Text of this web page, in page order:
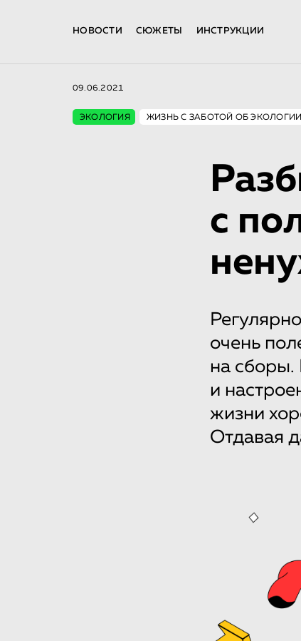
НОВОСТИ СЮЖЕТЫ ИНСТРУКЦИИ
09.06.2021
ЭКОЛОГИЯ ЖИЗНЬ С ЗАБОТОЙ ОБ ЭКОЛОГИИ
с
очень
на сборы.
и
жизни
Отдавая